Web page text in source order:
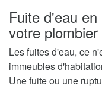
Fuite d'eau
votre
Les fuites d'eau, ce
immeubles
Une fuite ou une